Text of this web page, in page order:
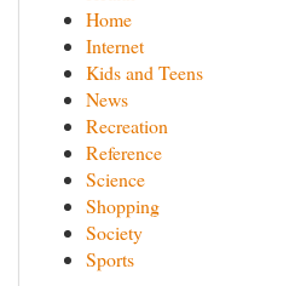
Home
Internet
Kids and Teens
News
Recreation
Reference
Science
Shopping
Society
Sports